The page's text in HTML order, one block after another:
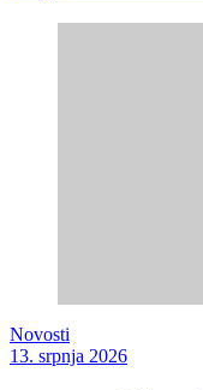
Novosti
13. srpnja 2026